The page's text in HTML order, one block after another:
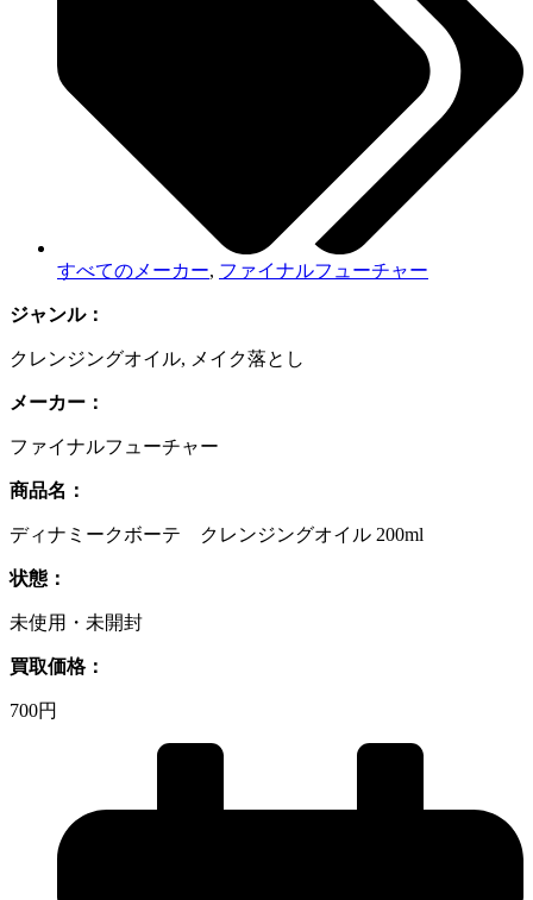
すべてのメーカー, ファイナルフューチャー
ジャンル：
クレンジングオイル, メイク落とし
メーカー：
ファイナルフューチャー
商品名：
ディナミークボーテ クレンジングオイル 200ml
状態：
未使用・未開封
買取価格：
700円